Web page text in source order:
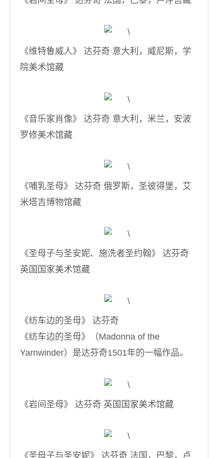
《维特鲁威人》 达芬奇 意大利，威尼斯，学
院美术馆藏
《音乐家肖像》 达芬奇 意大利，米兰，安波
罗修美术馆藏
《哺乳圣母》 达芬奇 俄罗斯，圣彼得堡，艾
米塔吉博物馆藏
《圣母子与圣安妮、施洗者圣约翰》 达芬奇
英国国家美术馆藏
《纺车边的圣母》 达芬奇
《纺车边的圣母》（Madonna of the
Yarnwinder）是达芬奇1501年的一幅作品。
《岩间圣母》 达芬奇 英国国家美术馆藏
《圣母子与圣安妮》 达芬奇 法国，巴黎，卢